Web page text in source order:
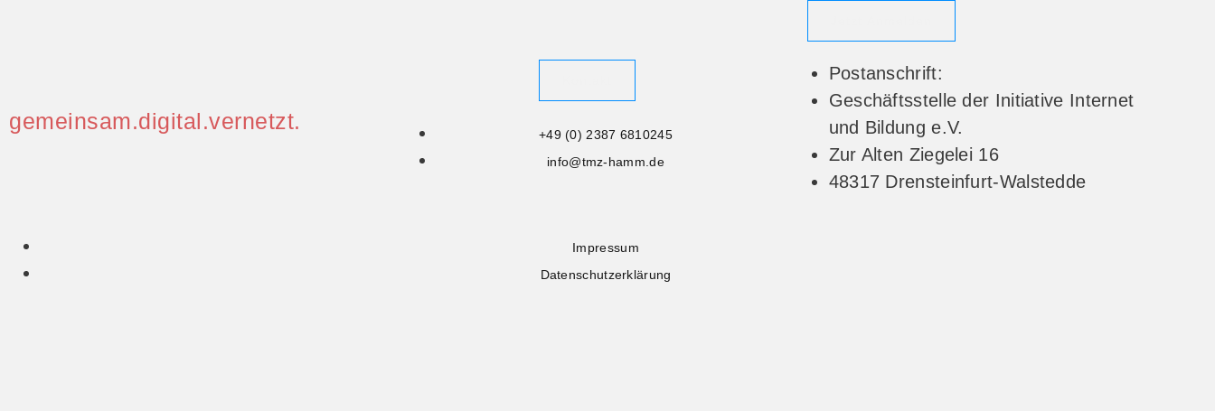
gemeinsam.digital.vernetzt.
+49 (0) 2387 6810245
info@tmz-hamm.de
Postanschrift:
Geschäftsstelle der Initiative Internet
und Bildung e.V.
Zur Alten Ziegelei 16
48317 Drensteinfurt-Walstedde
Impressum
Datenschutzerklärung